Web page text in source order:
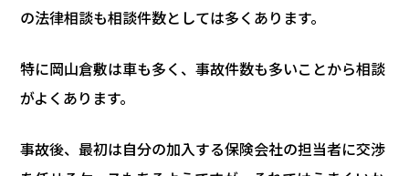
の法律相談も相談件数としては多くあります。
特に岡山倉敷は車も多く、事故件数も多いことから相談
がよくあります。
事故後、最初は自分の加入する保険会社の担当者に交渉